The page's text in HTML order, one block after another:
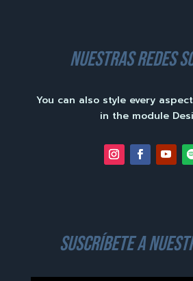
nuestras redes
You can also style every
in the module
suscríbete a